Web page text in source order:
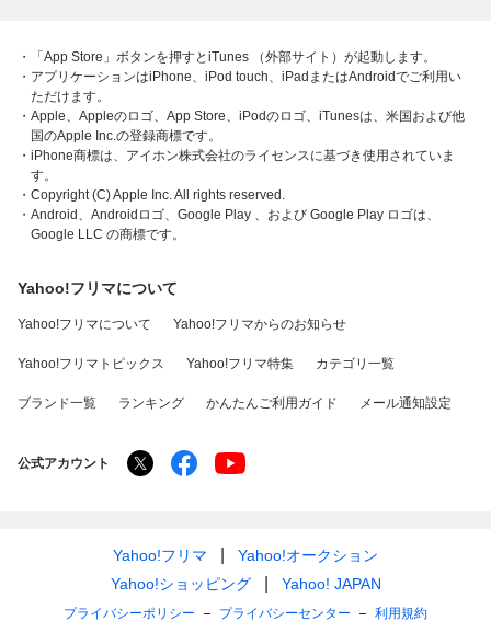
・「App Store」ボタンを押すとiTunes （外部サイト）が起動します。
・アプリケーションはiPhone、iPod touch、iPadまたはAndroidでご利用い
ただけます。
・Apple、Appleのロゴ、App Store、iPodのロゴ、iTunesは、米国および他
国のApple Inc.の登録商標です。
・iPhone商標は、アイホン株式会社のライセンスに基づき使用されていま
す。
・Copyright (C) Apple Inc. All rights reserved.
・Android、Androidロゴ、Google Play 、および Google Play ロゴは、
Google LLC の商標です。
Yahoo!フリマについて
Yahoo!フリマについて Yahoo!フリマからのお知らせ
Yahoo!フリマトピックス Yahoo!フリマ特集 カテゴリ一覧
ブランド一覧 ランキング かんたんご利用ガイド メール通知設定
公式アカウント
Yahoo!フリマ
Yahoo!オークション
Yahoo!ショッピング
Yahoo! JAPAN
プライバシーポリシー プライバシーセンター 利用規約